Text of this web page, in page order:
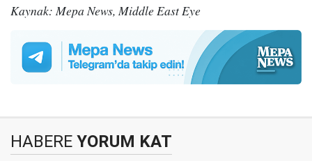
Kaynak: Mepa News, Middle East Eye
HABERE YORUM KAT